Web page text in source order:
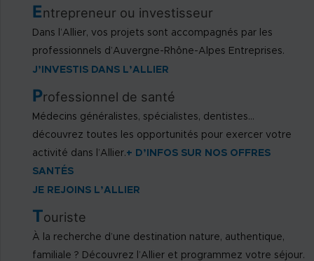
Entrepreneur ou investisseur
Dans l’Allier, vos projets sont accompagnés par les
professionnels d’Auvergne-Rhône-Alpes Entreprises.
J’INVESTIS DANS L’ALLIER
Professionnel de santé
Médecins généralistes, spécialistes, dentistes…
découvrez toutes les opportunités pour exercer votre
activité dans l’Allier.+ D’INFOS SUR NOS OFFRES
SANTÉS
JE REJOINS L’ALLIER
Touriste
À la recherche d’une destination nature, authentique,
familiale ? Découvrez l’Allier et programmez votre séjour.